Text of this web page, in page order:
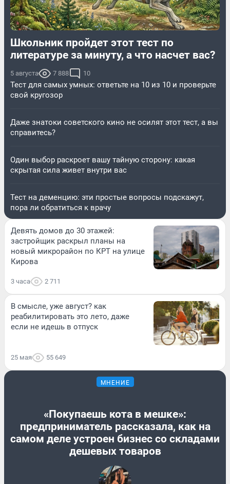
Школьник пройдет этот тест по
литературе за минуту, а что насчет вас?
5 августа 7 888 10
Тест для самых умных: ответьте на 10 из 10 и проверьте
свой кругозор
Даже знатоки советского кино не осилят этот тест, а вы
справитесь?
Один выбор раскроет вашу тайную сторону: какая
скрытая сила живет внутри вас
Тест на деменцию: эти простые вопросы подскажут,
пора ли обратиться к врачу
Девять домов до 30 этажей:
застройщик раскрыл планы на
новый микрорайон по КРТ на улице
Кирова
3 часа 2 711
В смысле, уже август? как
реабилитировать это лето, даже
если не идешь в отпуск
25 мая 55 649
МНЕНИЕ
«Покупаешь кота в мешке»:
предприниматель рассказала, как на
самом деле устроен бизнес со складами
дешевых товаров